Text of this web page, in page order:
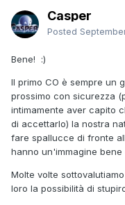
Casper
Posted
Bene! :)
Il primo CO è sempre un
prossimo con sicurezza
intimamente aver capito
di accettarlo) la nostra
fare spallucce di fronte
hanno un'immagine bene
Molte volte
loro la possibilità di